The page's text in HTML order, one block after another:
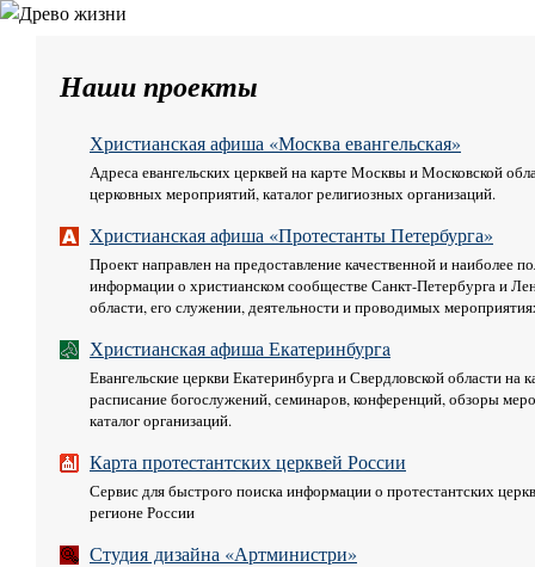
Наши проекты
Христианская афиша «Москва евангельская»
Адреса евангельских церквей на карте Москвы и Московской
церковных мероприятий, каталог религиозных организаций.
Христианская афиша «Протестанты Петербурга»
Проект направлен на предоставление качественной и наиболее
информации о христианском сообществе Санкт-Петербурга и
области, его служении, деятельности и проводимых
Христианская афиша Екатеринбургa
Евангельские церкви Екатеринбурга и Свердловской области на
расписание богослужений, семинаров, конференций, обзоры
каталог организаций.
Карта протестантских церквей России
Сервис для быстрого поиска информации о протестантских
регионе России
Студия дизайна «Артминистри»